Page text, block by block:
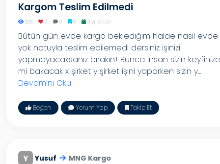
Kargom Teslim Edilmedi
926 0 0 0 3 yıl önce
Bütün gün evde kargo beklediğim halde nasıl evde
yok notuyla teslim edilemedi dersiniz işinizi
yapmayacaksanız bırakın.! Bunca insan sizin keyfinize
mi bakacak x şirket y şirket işini yaparken sizin y...
Devamını Oku
Beğen Yorum Yap Takip Et
Y Yusuf MNG Kargo